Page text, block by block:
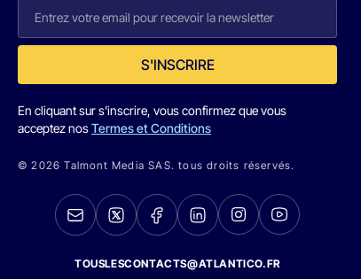
S'INSCRIRE
En cliquant sur s'inscrire, vous confirmez que vous
acceptez nosTermes et Conditions
© 2026 Talmont Media SAS. tous droits réservés.
TOUSLESCONTACTS@ATLANTICO.FR